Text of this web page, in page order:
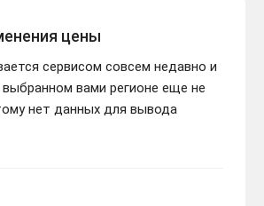
цены
сервисом совсем недавно и
выбранном вами регионе еще не
нет данных для вывода